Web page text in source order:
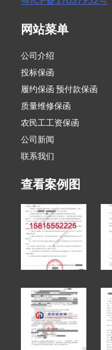
网站菜单
公司介绍
投标保函
履约保函 预付款保函
质量维修保函
农民工工资保函
公司新闻
联系我们
查看案例图